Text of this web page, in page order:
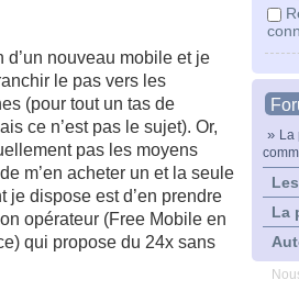
» La
La
d’un nouveau mobile et je
le pas vers les
(pour tout un tas de
ce n’est pas le sujet). Or,
pas les moyens
m’en acheter un et la seule
je dispose est d’en prendre
opérateur (Free Mobile en
qui propose du 24x sans